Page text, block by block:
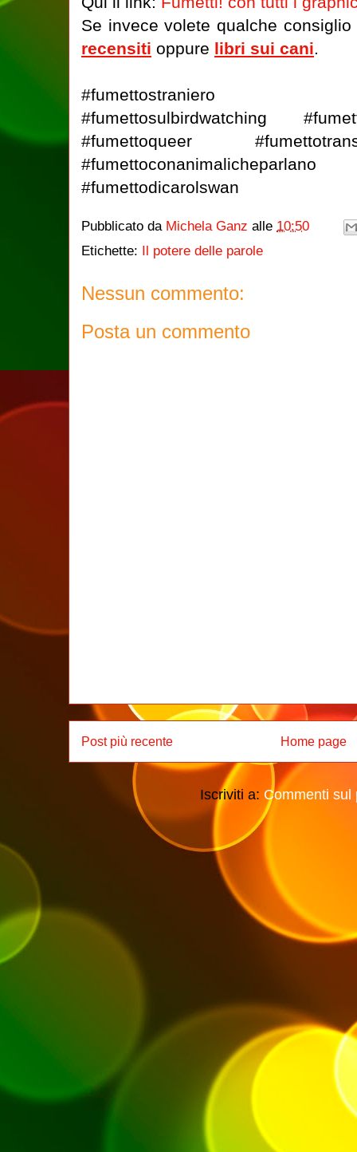
Se invece volete qualche
recensiti oppure libri sui cani.
#fumettostraniero
#fumettosulbirdwatching
#fumettoqueer
#fumettoconanimalicheparlano
#fumettodicarolswan
Pubblicato da Michela Ganz alle 10:50
Etichette:
Il potere delle parole
Nessun commento:
Posta un commento
Post più recente Home page
Iscriviti a: Commenti sul